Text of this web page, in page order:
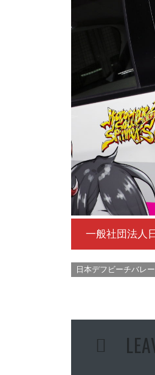
一般社団法人
日本デフビーチバレ